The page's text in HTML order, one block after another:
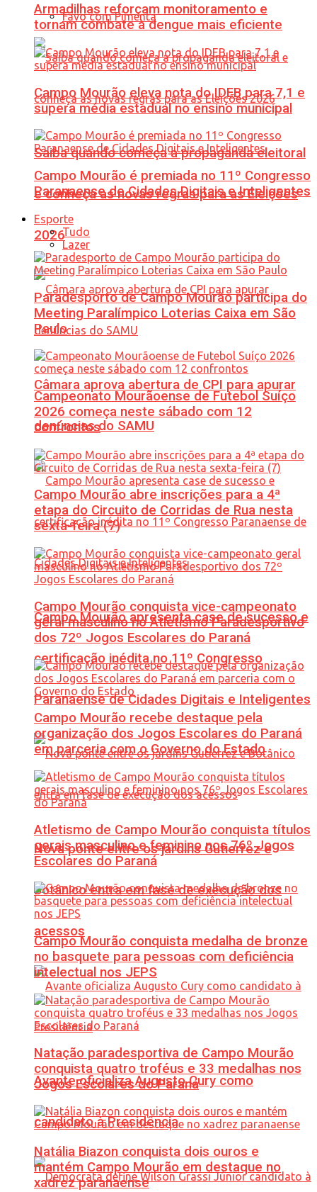
Favo com Pimenta
Saiba quando começa a propaganda eleitoral
e conheça as novas regras para as Eleições
2026
Câmara aprova abertura de CPI para apurar
denúncias do SAMU
Campo Mourão apresenta case de sucesso e
certificação inédita no 11º Congresso
Paranaense de Cidades Digitais e Inteligentes
Nova ponte entre os jardins Gutierrez e
Botânico entra em fase de execução dos
acessos
Avante oficializa Augusto Cury como
candidato à Presidência
Armadilhas reforçam monitoramento e
tornam combate à dengue mais eficiente
Campo Mourão eleva nota do IDEB para 7,1 e
supera média estadual no ensino municipal
Campo Mourão é premiada no 11º Congresso
Paranaense de Cidades Digitais e Inteligentes
Esporte
Tudo
Lazer
Paradesporto de Campo Mourão participa do
Meeting Paralímpico Loterias Caixa em São
Paulo
Campeonato Mourãoense de Futebol Suíço
2026 começa neste sábado com 12
confrontos
Campo Mourão abre inscrições para a 4ª
etapa do Circuito de Corridas de Rua nesta
sexta-feira (7)
Campo Mourão conquista vice-campeonato
geral masculino no Atletismo Paradesportivo
dos 72º Jogos Escolares do Paraná
Campo Mourão recebe destaque pela
organização dos Jogos Escolares do Paraná
em parceria com o Governo do Estado
Atletismo de Campo Mourão conquista títulos
gerais masculino e feminino nos 76º Jogos
Escolares do Paraná
Campo Mourão conquista medalha de bronze
no basquete para pessoas com deficiência
intelectual nos JEPS
Natação paradesportiva de Campo Mourão
conquista quatro troféus e 33 medalhas nos
Jogos Escolares do Paraná
Natália Biazon conquista dois ouros e
mantém Campo Mourão em destaque no
xadrez paranaense